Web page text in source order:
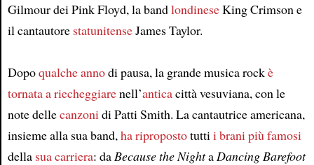
Gilmour dei Pink Floyd, la bandlondineseKing Crimson e
il cantautore statunitenseJames Taylor.
Dopoqualche annodi pausa, la grande musica rockè
tornata a riecheggiarenell’anticacittà vesuviana, con le
note dellecanzonidi Patti Smith. La cantautrice americana,
insieme alla sua band,ha ripropostotuttii brani più famosi
della sua carriera: daBecause the NightaDancing Barefoot